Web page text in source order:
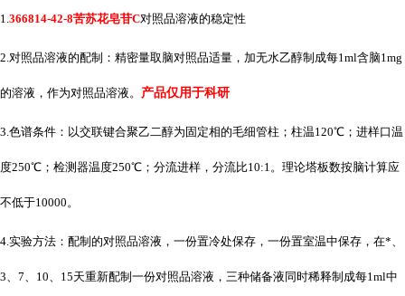
1.366814-42-8苦苏花皂苷C对照品溶液的稳定性
2.对照品溶液的配制：精密量取脑对照品适量，加无水乙醇制成每1ml含脑1mg
的溶液，作为对照品溶液。 产品仅用于科研
3.色谱条件：以交联键合聚乙二醇为固定相的毛细管柱；柱温120℃；进样口温
度250℃；检测器温度250℃；分流进样，分流比10:1。理论塔板数按脑计算应
不低于10000。
4.实验方法：配制的对照品溶液，一份置冷处保存，一份置室温中保存，在*、
3、7、10、15天重新配制一份对照品溶液，三种储备液同时稀释制成每1ml中